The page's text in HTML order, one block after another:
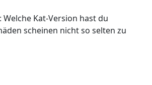
Welche Kat-Version hast du
scheinen nicht so selten zu